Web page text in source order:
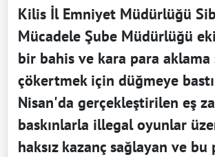
Kilis İl Emniyet Müdürlüğü
Mücadele Şube Müdürlüğü
bir bahis ve kara para aklama
çökertmek için düğmeye
Nisan'da gerçekleştirilen eş
baskınlarla illegal oyunlar
haksız kazanç sağlayan ve bu